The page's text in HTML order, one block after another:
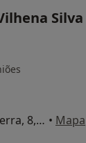
Silva
Rua Combatentes da Grande Guerra, 8, 2ºTR, Aveiro • Mapa